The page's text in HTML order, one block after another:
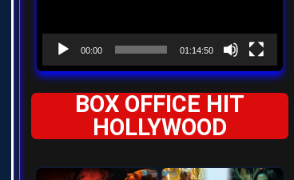
00:00 01:14:50
BOX OFFICE HIT
HOLLYWOOD